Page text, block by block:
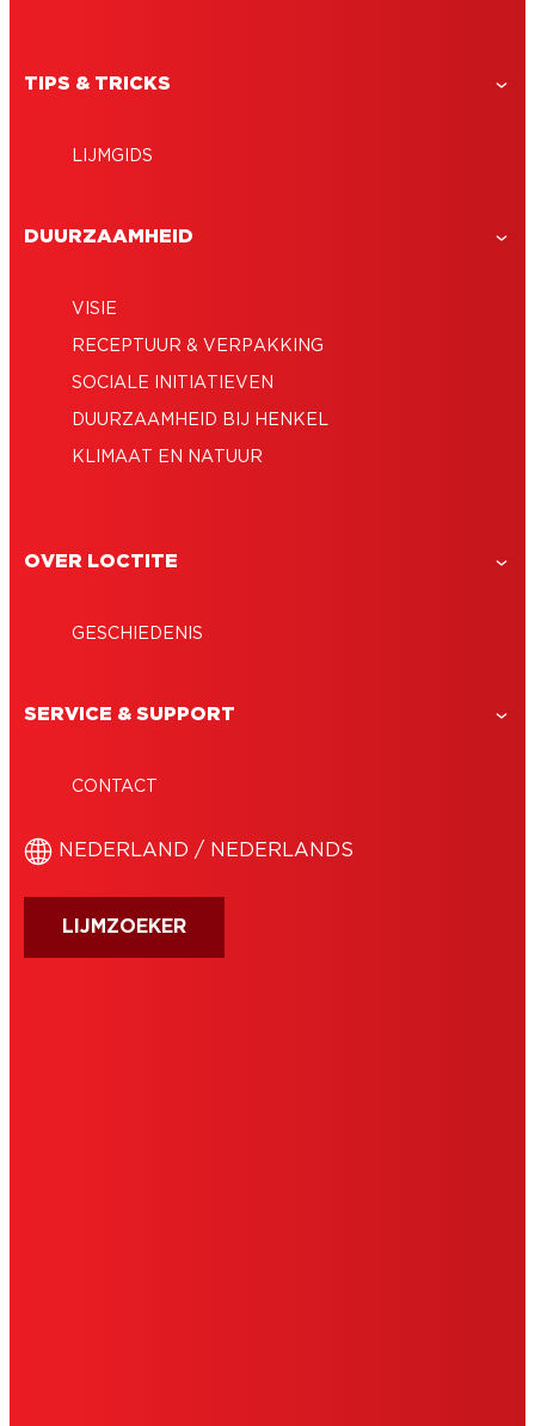
TIPS & TRICKS
LIJMGIDS
DUURZAAMHEID
VISIE
RECEPTUUR & VERPAKKING
SOCIALE INITIATIEVEN
DUURZAAMHEID BIJ HENKEL
KLIMAAT EN NATUUR
OVER LOCTITE
GESCHIEDENIS
SERVICE & SUPPORT
CONTACT
NEDERLAND / NEDERLANDS
LIJMZOEKER